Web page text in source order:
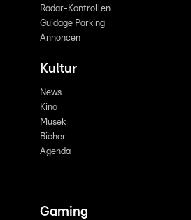
Radar-Kontrollen
Guidage Parking
Annoncen
Kultur
News
Kino
Musek
Bicher
Agenda
Gaming